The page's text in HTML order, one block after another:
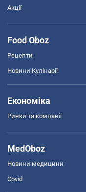
Акції
Food Oboz
Рецепти
Новини Кулінарії
Економіка
Ринки та компанії
MedOboz
Новини медицини
Covid